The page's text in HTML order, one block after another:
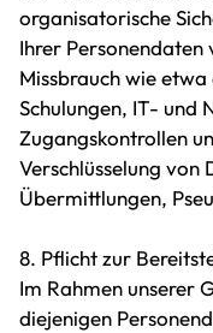
organisatorische
Ihrer
Missbrauch wie
Schulungen, IT- und
Zugangskontrollen
Verschlüsselung von
Übermittlungen,
8. Pflicht zur
Im Rahmen unserer
diejenigen